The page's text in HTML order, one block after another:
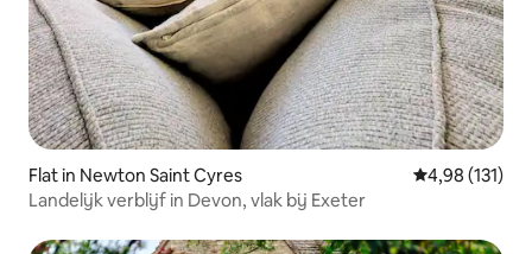
Flat in Newton Saint Cyres Gemiddelde
4,98 (131)
Landelijk verblijf in Devon, vlak bij Exeter